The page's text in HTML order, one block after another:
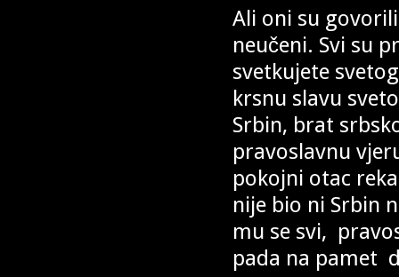
Ali oni su
neučeni. Svi su
svetkujete
krsnu slavu
Srbin, brat
pravoslavnu
pokojni otac
nije bio ni Srbin
mu se svi,
pada na pamet